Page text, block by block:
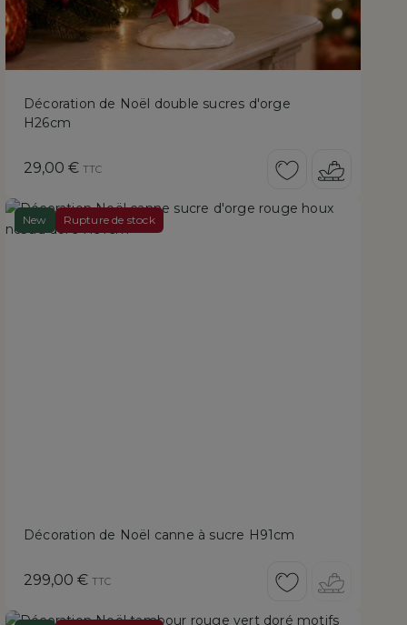
Décoration de Noël double sucres d'orge
H26cm
Prix
29,00 € TTC
New Rupture de stock
Décoration de Noël canne à sucre H91cm
Prix
299,00 € TTC